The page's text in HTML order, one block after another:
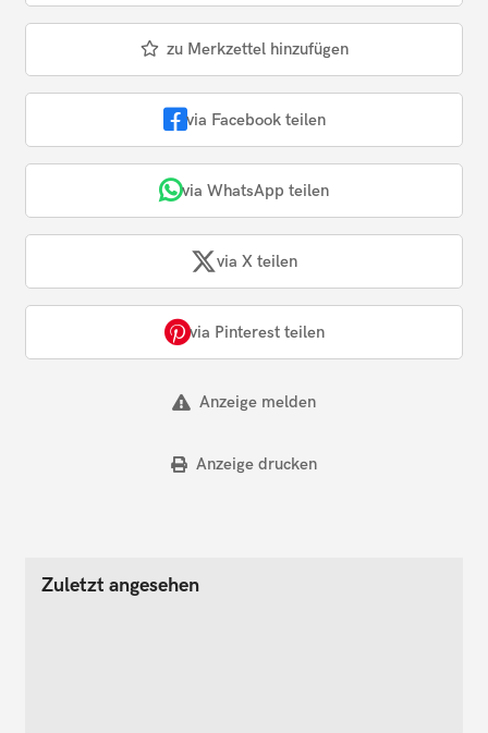
zu Merkzettel hinzufügen
via Facebook teilen
via WhatsApp teilen
via X teilen
via Pinterest teilen
Anzeige melden
Anzeige drucken
Zuletzt angesehen